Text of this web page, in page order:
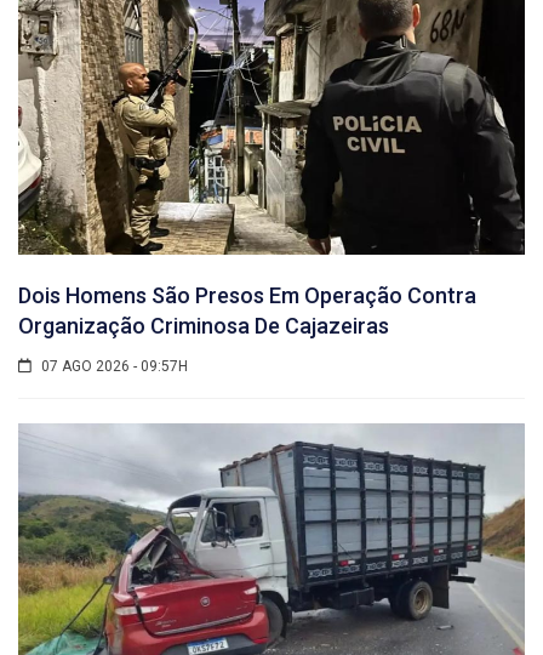
Dois Homens São Presos Em Operação Contra
Organização Criminosa De Cajazeiras
07 AGO 2026 - 09:57H